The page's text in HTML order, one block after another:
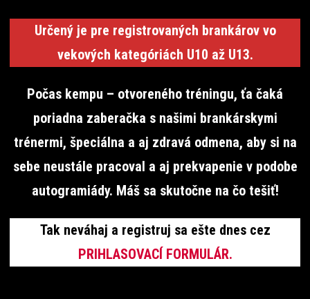
Určený je pre registrovaných brankárov vo
vekových kategóriách U10 až U13.
Počas kempu – otvoreného tréningu, ťa čaká
poriadna zaberačka s našimi brankárskymi
trénermi, špeciálna a aj zdravá odmena, aby si na
sebe neustále pracoval a aj prekvapenie v podobe
autogramiády. Máš sa skutočne na čo tešiť!
Tak neváhaj a registruj sa ešte dnes cez
PRIHLASOVACÍ FORMULÁR.